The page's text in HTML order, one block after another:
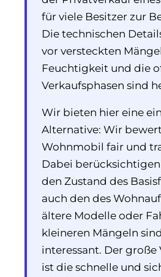
für viele Besitzer zur
Die technischen
vor versteckten
Feuchtigkeit und die
Verkaufsphasen sind
Wir bieten hier eine
Alternative: Wir
Wohnmobil fair und
Dabei
den Zustand des
auch den des
ältere Modelle oder
kleineren Mängeln
interessant. Der große
ist die schnelle und